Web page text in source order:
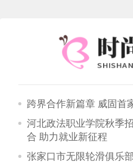
跨界合作新篇章 威固首
河北政法职业学院秋季
合 助力就业新征程
张家口市无限轮滑俱乐